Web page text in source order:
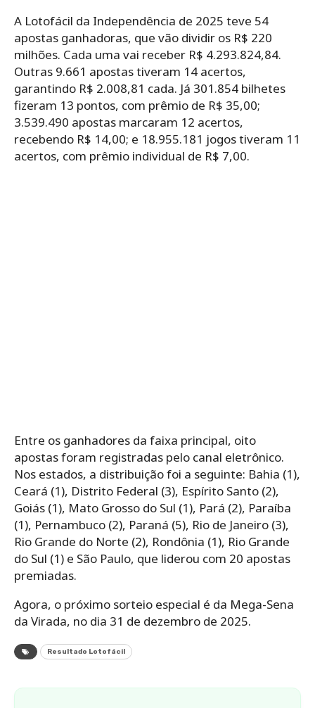
A Lotofácil da Independência de 2025 teve 54
apostas ganhadoras, que vão dividir os R$ 220
milhões. Cada uma vai receber R$ 4.293.824,84.
Outras 9.661 apostas tiveram 14 acertos,
garantindo R$ 2.008,81 cada. Já 301.854 bilhetes
fizeram 13 pontos, com prêmio de R$ 35,00;
3.539.490 apostas marcaram 12 acertos,
recebendo R$ 14,00; e 18.955.181 jogos tiveram 11
acertos, com prêmio individual de R$ 7,00.
Entre os ganhadores da faixa principal, oito
apostas foram registradas pelo canal eletrônico.
Nos estados, a distribuição foi a seguinte: Bahia (1),
Ceará (1), Distrito Federal (3), Espírito Santo (2),
Goiás (1), Mato Grosso do Sul (1), Pará (2), Paraíba
(1), Pernambuco (2), Paraná (5), Rio de Janeiro (3),
Rio Grande do Norte (2), Rondônia (1), Rio Grande
do Sul (1) e São Paulo, que liderou com 20 apostas
premiadas.
Agora, o próximo sorteio especial é da Mega-Sena
da Virada, no dia 31 de dezembro de 2025.
Resultado Lotofácil